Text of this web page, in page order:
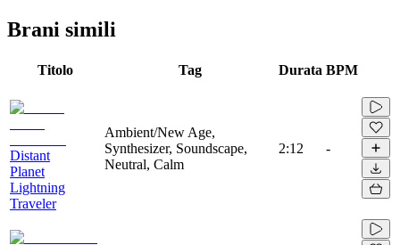
Brani simili
Titolo Tag Durata BPM
Distant
Planet
Lightning
Traveler
Ambient/New Age,
Synthesizer, Soundscape,
Neutral, Calm
2:12 -